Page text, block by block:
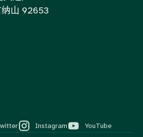
山 92653
Instagram YouTube